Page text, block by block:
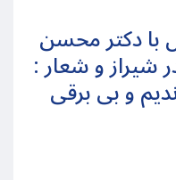
با دکتر محسن
شیراز و شعار :
و بی برقی